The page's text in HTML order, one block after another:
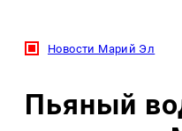
Новости Марий Эл
Пьяный